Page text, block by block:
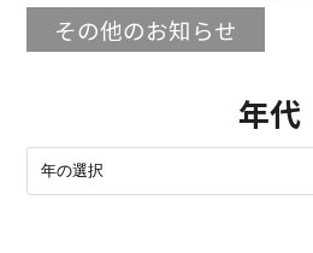
その他のお知らせ
年代